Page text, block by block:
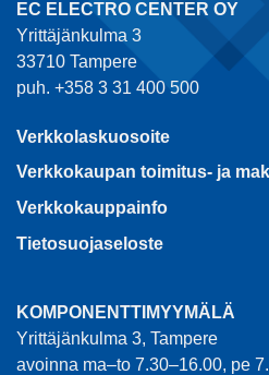
EC ELECTRO CENTER OY
Yrittäjänkulma 3
33710 Tampere
puh. +358 3 31 400 500
Verkkolaskuosoite
Verkkokaupan toimitus- ja
Verkkokauppainfo
Tietosuojaseloste
KOMPONENTTIMYYMÄLÄ
Yrittäjänkulma 3, Tampere
avoinna ma–to 7.30–16.00, pe